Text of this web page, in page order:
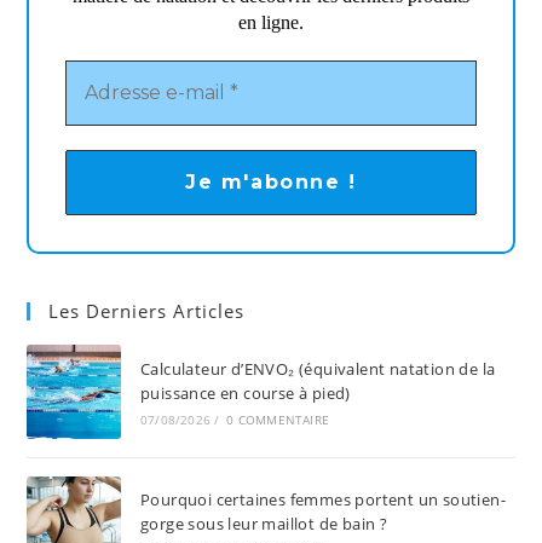
en ligne.
Les Derniers Articles
Calculateur d’ENVO₂ (équivalent natation de la
puissance en course à pied)
07/08/2026 / 0 COMMENTAIRE
Pourquoi certaines femmes portent un soutien-
gorge sous leur maillot de bain ?